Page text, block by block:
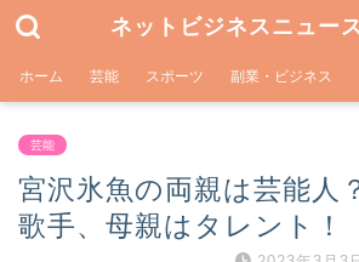
ネットビジネスニュー
ホーム 芸能 スポーツ 副業・ビジネス
芸能
宮沢氷魚の両親は芸能人
歌手、母親はタレント！